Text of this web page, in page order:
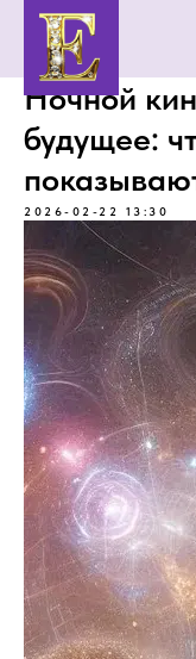
Ночной
будущее:
2026-02-22 13:30